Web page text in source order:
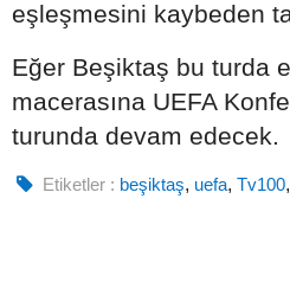
eşleşmesini kaybeden
Eğer Beşiktaş bu turda
macerasına UEFA
turunda devam edecek.
Etiketler : beşiktaş, uefa,Tv100,